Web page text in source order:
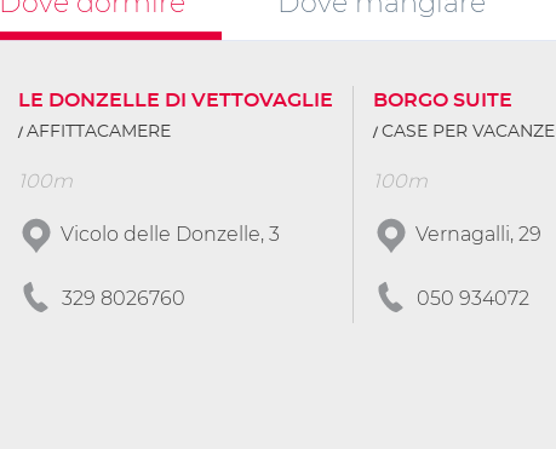
LE DONZELLE DI VETTOVAGLIE
AFFITTACAMERE
100m
Vicolo delle Donzelle, 3
329 8026760
BORGO SUITE
CASE PER VACANZE
100m
Vernagalli, 29
050 934072